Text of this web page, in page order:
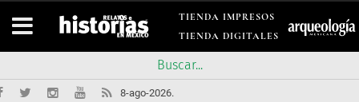
TIENDA IMPRESOS
TIENDA DIGITALES
8-ago-2026.